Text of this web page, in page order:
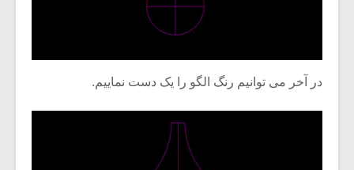
در آخر می توانیم رنگ الگو را یک دست نماییم.